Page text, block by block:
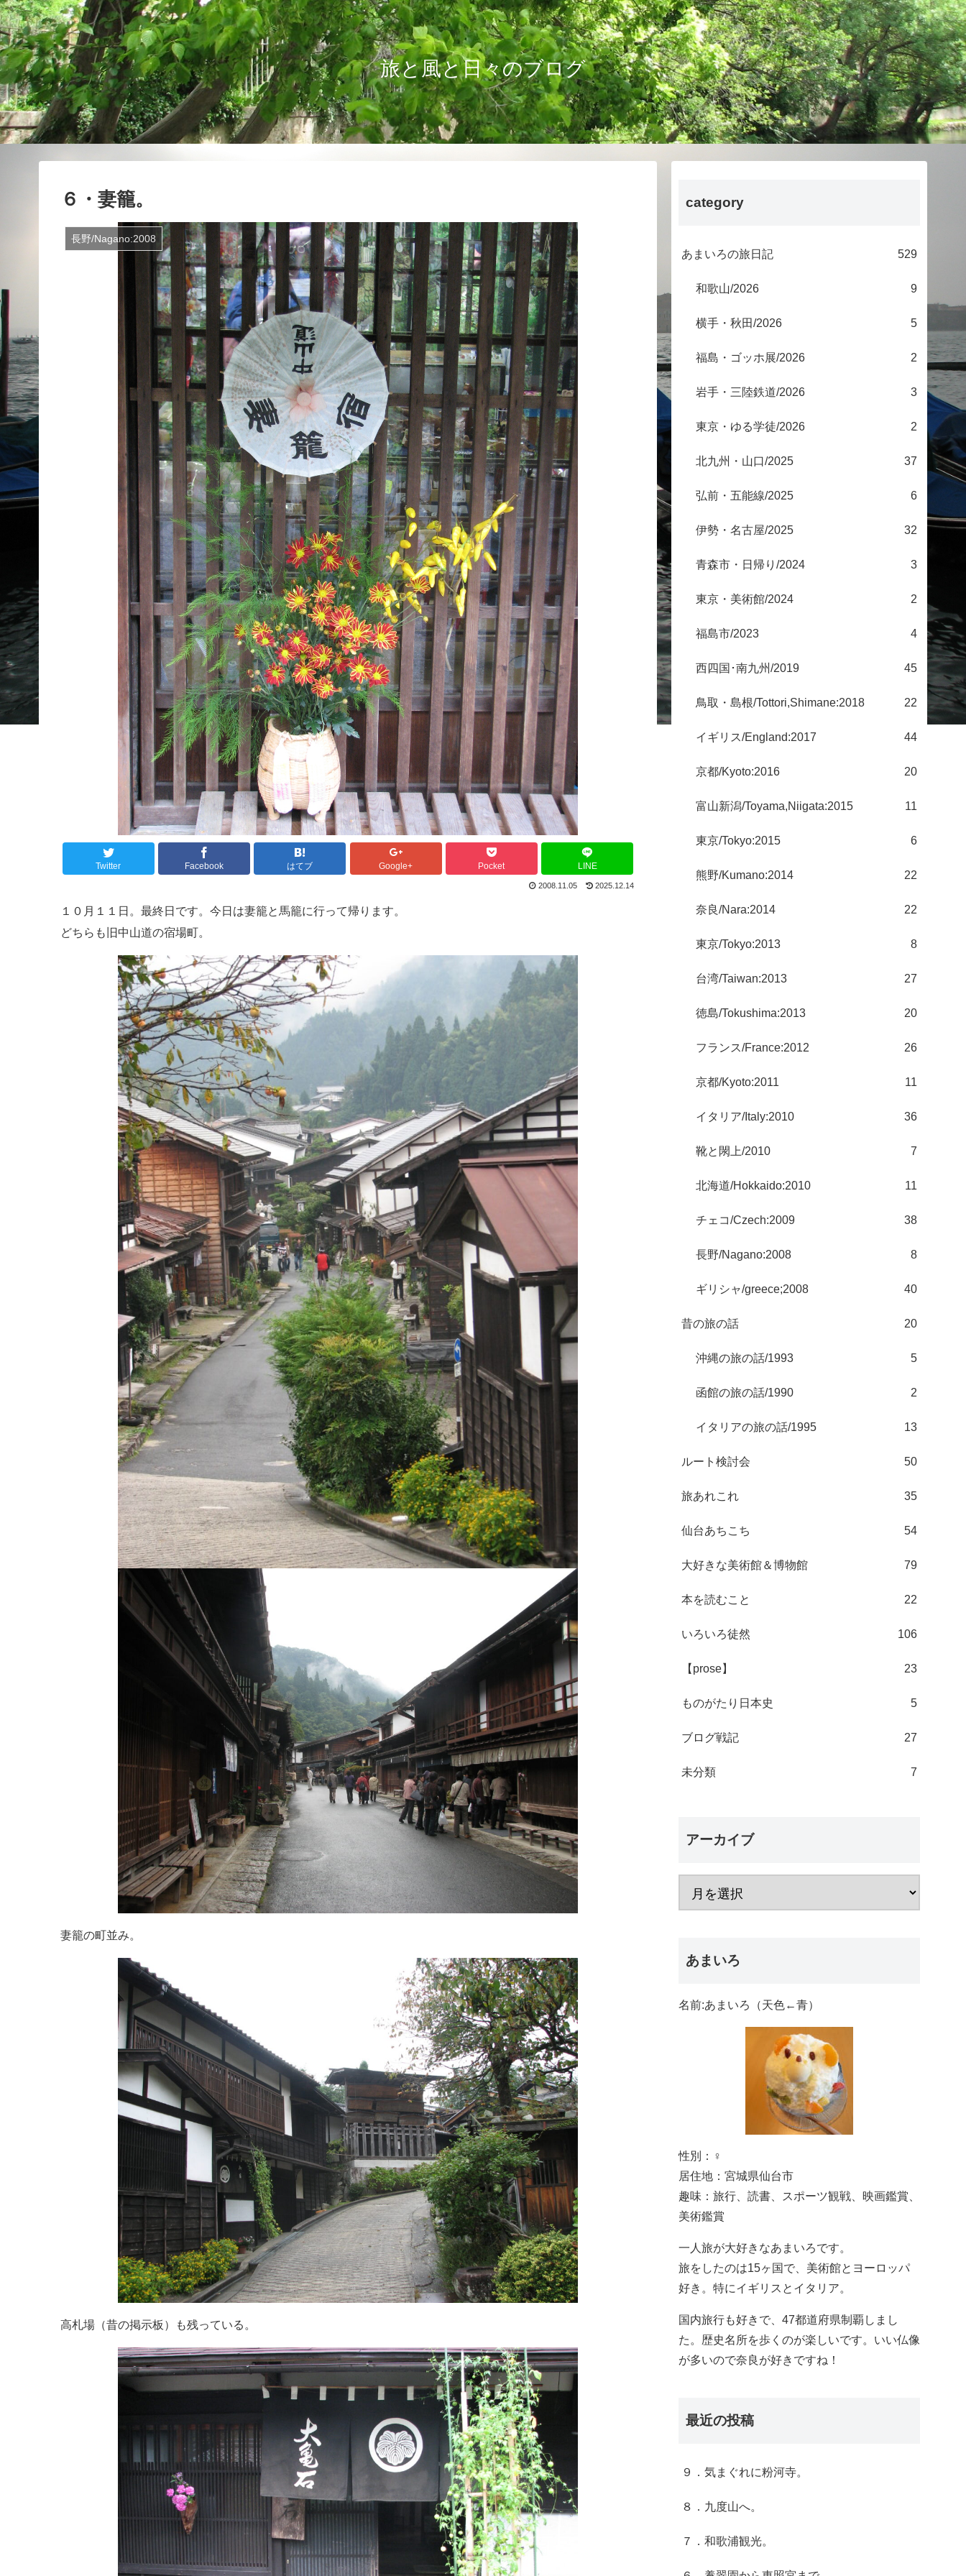
旅と風と日々のブログ
６・妻籠。
長野/Nagano:2008
Twitter Facebook はてブ Google+ Pocket LINE
2008.11.05 2025.12.14
１０月１１日。最終日です。今日は妻籠と馬籠に行って帰ります。
どちらも旧中山道の宿場町。
妻籠の町並み。
高札場（昔の掲示板）も残っている。
category
あまいろの旅日記 529
和歌山/2026 9
横手・秋田/2026 5
福島・ゴッホ展/2026 2
岩手・三陸鉄道/2026 3
東京・ゆる学徒/2026 2
北九州・山口/2025 37
弘前・五能線/2025 6
伊勢・名古屋/2025 32
青森市・日帰り/2024 3
東京・美術館/2024 2
福島市/2023 4
西四国･南九州/2019 45
鳥取・島根/Tottori,Shimane:2018 22
イギリス/England:2017 44
京都/Kyoto:2016 20
富山新潟/Toyama,Niigata:2015 11
東京/Tokyo:2015 6
熊野/Kumano:2014 22
奈良/Nara:2014 22
東京/Tokyo:2013 8
台湾/Taiwan:2013 27
徳島/Tokushima:2013 20
フランス/France:2012 26
京都/Kyoto:2011 11
イタリア/Italy:2010 36
靴と閖上/2010 7
北海道/Hokkaido:2010 11
チェコ/Czech:2009 38
長野/Nagano:2008 8
ギリシャ/greece;2008 40
昔の旅の話 20
沖縄の旅の話/1993 5
函館の旅の話/1990 2
イタリアの旅の話/1995 13
ルート検討会 50
旅あれこれ 35
仙台あちこち 54
大好きな美術館＆博物館 79
本を読むこと 22
いろいろ徒然 106
【prose】 23
ものがたり日本史 5
ブログ戦記 27
未分類 7
アーカイブ
あまいろ
名前:あまいろ（天色←青）
性別：♀
居住地：宮城県仙台市
趣味：旅行、読書、スポーツ観戦、映画鑑賞、
美術鑑賞
一人旅が大好きなあまいろです。
旅をしたのは15ヶ国で、美術館とヨーロッパ
好き。特にイギリスとイタリア。
国内旅行も好きで、47都道府県制覇しまし
た。歴史名所を歩くのが楽しいです。いい仏像
が多いので奈良が好きですね！
最近の投稿
９．気まぐれに粉河寺。
８．九度山へ。
７．和歌浦観光。